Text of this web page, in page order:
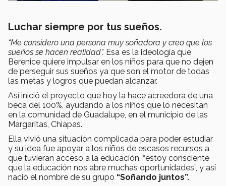
Luchar siempre por tus sueños.
“Me considero una persona muy soñadora y creo que los
sueños se hacen realidad”. Esa es la ideología que
Berenice quiere impulsar en los niños para que no dejen
de perseguir sus sueños ya que son el motor de todas
las metas y logros que puedan alcanzar.
Así inició el proyecto que hoy la hace acreedora de una
beca del 100%, ayudando a los niños que lo necesitan
en la comunidad de Guadalupe, en el municipio de las
Margaritas, Chiapas.
Ella vivió una situación complicada para poder estudiar
y su idea fue apoyar a los niños de escasos recursos a
que tuvieran acceso a la educación, “estoy consciente
que la educación nos abre muchas oportunidades”, y así
nació el nombre de su grupo “Soñando juntos”.